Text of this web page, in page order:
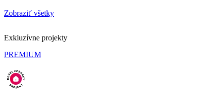
Zobraziť všetky
Exkluzívne projekty
PREMIUM